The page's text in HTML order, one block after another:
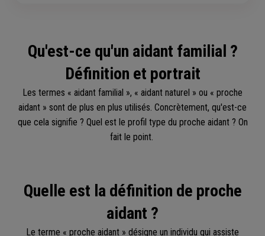
Qu'est-ce qu'un aidant familial ?
Définition et portrait
Les termes « aidant familial », « aidant naturel » ou « proche
aidant » sont de plus en plus utilisés. Concrètement, qu'est-ce
que cela signifie ? Quel est le profil type du proche aidant ? On
fait le point.
Quelle est la définition de proche
aidant ?
Le terme « proche aidant » désigne un individu qui assiste